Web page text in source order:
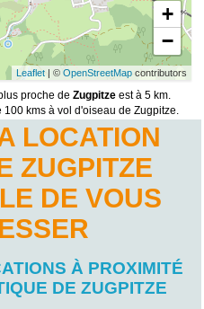
+
−
Leaflet| © OpenStreetMapcontributors
proche deZugpitze est à 5 km.
100 kms à vol d'oiseau de Zugpitze.
LOCATION
ZUGPITZE
DE VOUS
À PROXIMITÉ
DE ZUGPITZE